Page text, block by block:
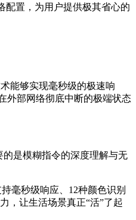
配置，为用户提供极其省心的
能够实现毫秒级的极速响
外部网络彻底中断的极端状态
的是模糊指令的深度理解与无
毫秒级响应、12种颜色识别
，让生活场景真正“活”了起